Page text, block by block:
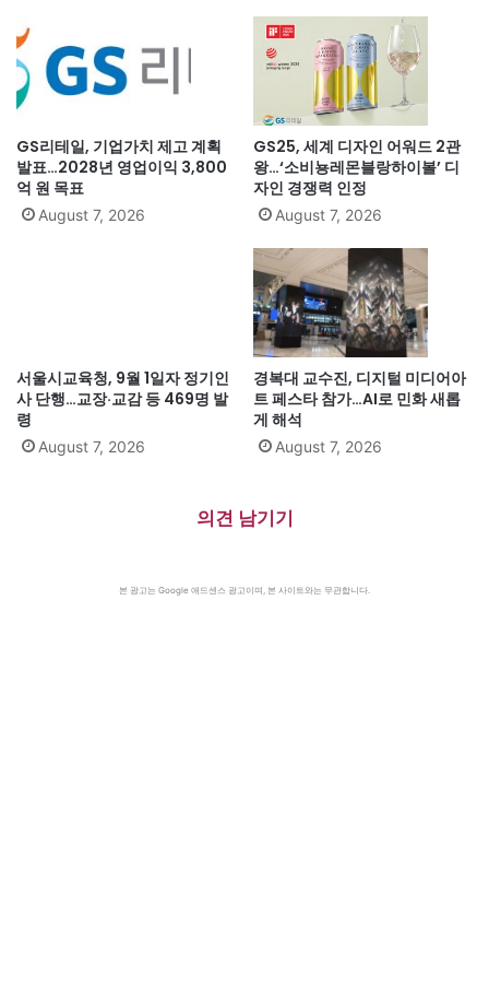
GS리테일, 기업가치 제고 계획
발표…2028년 영업이익 3,800
억 원 목표
August 7, 2026
GS25, 세계 디자인 어워드 2관
왕…‘소비뇽레몬블랑하이볼’ 디
자인 경쟁력 인정
August 7, 2026
서울시교육청, 9월 1일자 정기인
사 단행…교장·교감 등 469명 발
령
August 7, 2026
경복대 교수진, 디지털 미디어아
트 페스타 참가…AI로 민화 새롭
게 해석
August 7, 2026
의견 남기기
본 광고는 Google 애드센스 광고이며, 본 사이트와는 무관합니다.